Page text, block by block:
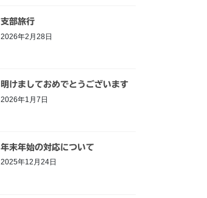
支部旅行
2026年2月28日
明けましておめでとうございます
2026年1月7日
年末年始の対応について
2025年12月24日